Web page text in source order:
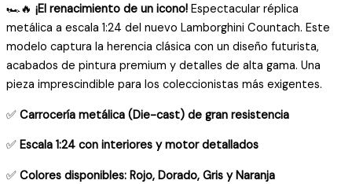
🏎️🔥 ¡El renacimiento de un icono! Espectacular réplica
metálica a escala 1:24 del nuevo Lamborghini Countach. Este
modelo captura la herencia clásica con un diseño futurista,
acabados de pintura premium y detalles de alta gama. Una
pieza imprescindible para los coleccionistas más exigentes.
✅ Carrocería metálica (Die-cast) de gran resistencia
✅ Escala 1:24 con interiores y motor detallados
✅ Colores disponibles: Rojo, Dorado, Gris y Naranja